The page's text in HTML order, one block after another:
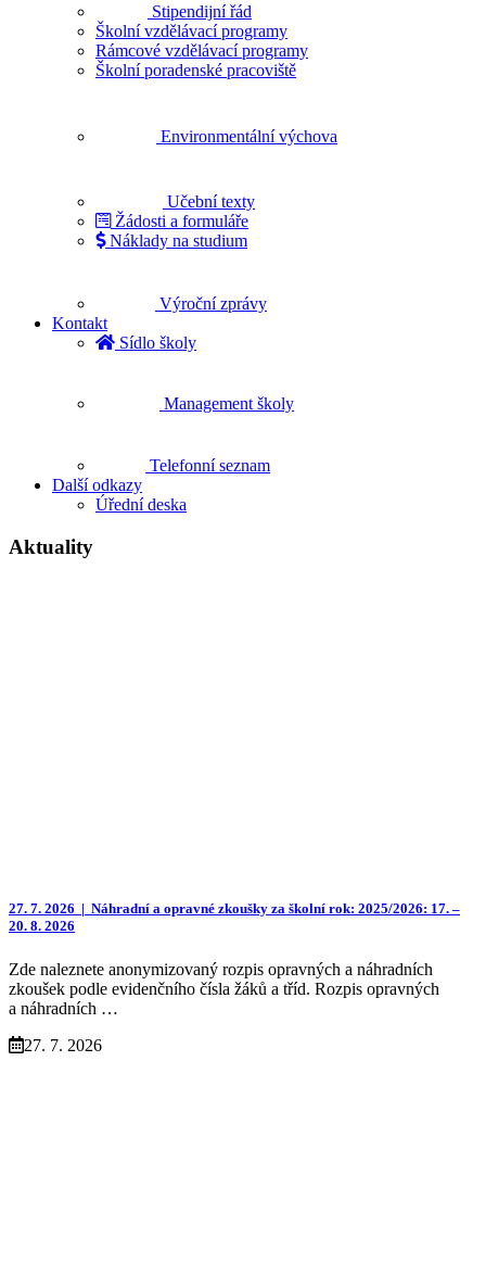
Stipendijní řád
Školní vzdělávací programy
Rámcové vzdělávací programy
Školní poradenské pracoviště
Environmentální výchova
Učební texty
Žádosti a formuláře
Náklady na studium
Výroční zprávy
Kontakt
Sídlo školy
Management školy
Telefonní seznam
Další odkazy
Úřední deska
Aktuality
27. 7. 2026 | Náhradní a opravné zkoušky za školní rok: 2025/2026: 17. –
20. 8. 2026
Zde naleznete anonymizovaný rozpis opravných a náhradních
zkoušek podle evidenčního čísla žáků a tříd. Rozpis opravných
a náhradních …
27. 7. 2026